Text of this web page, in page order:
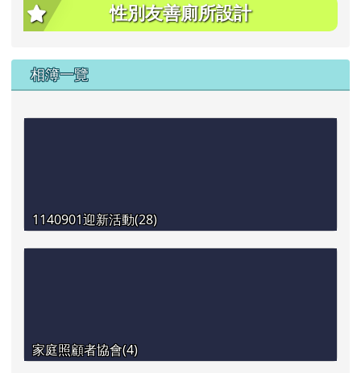
性別友善廁所設計
相簿一覽
1140901迎新活動(28)
家庭照顧者協會(4)